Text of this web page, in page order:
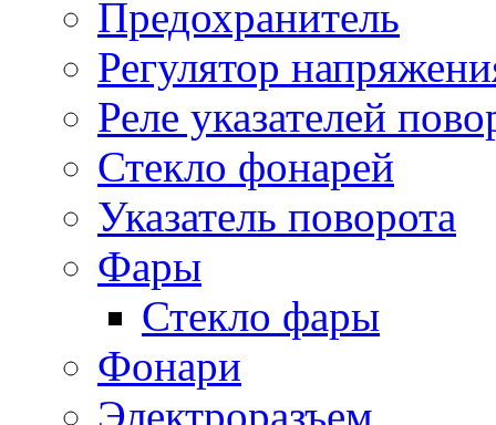
Предохранитель
Регулятор
Реле указателей
Стекло фонарей
Указатель поворота
Фары
Стекло фары
Фонари